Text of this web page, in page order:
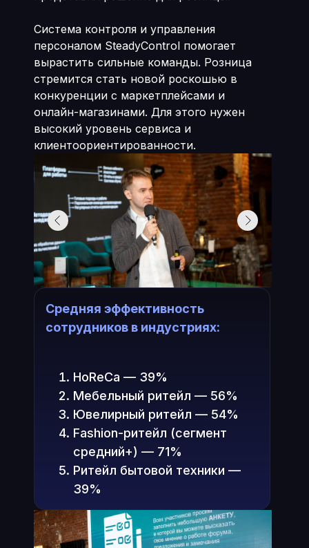
Система контроля и управления
персоналом SteadyControl помогает
вырастить сильные команды. Розница
стремится стать новой роскошью в
конкуренции с маркетплейсами и
онлайн-магазинами. Для этого нужен
высокий уровень сервиса и
клиентоориентированности.
Средняя эффективность
сотрудников в индустриях:
HoReCa — 39%
Мебельный ритейл — 56%
Ювелирный ритейл — 54%
Fashion-ритейл (сегмент
средний+) — 71%
Ритейл бытовой техники —
39%